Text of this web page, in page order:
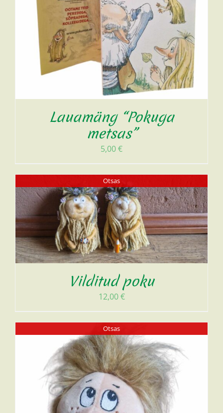
Lauamäng “Pokuga
metsas”
5,00€
Otsas
Vilditud poku
12,00€
Otsas